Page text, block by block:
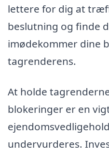
lettere for dig at
beslutning og finde
imødekommer dine
tagrenderens.
At holde
blokeringer er en
undervurderes.